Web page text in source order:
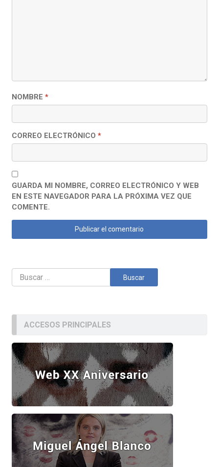
NOMBRE *
CORREO ELECTRÓNICO *
GUARDA MI NOMBRE, CORREO ELECTRÓNICO Y WEB
EN ESTE NAVEGADOR PARA LA PRÓXIMA VEZ QUE
COMENTE.
Buscar:
ACCESOS PRINCIPALES